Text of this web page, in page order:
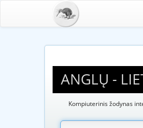
ANGLŲ -
Kompiuterinis žodynas